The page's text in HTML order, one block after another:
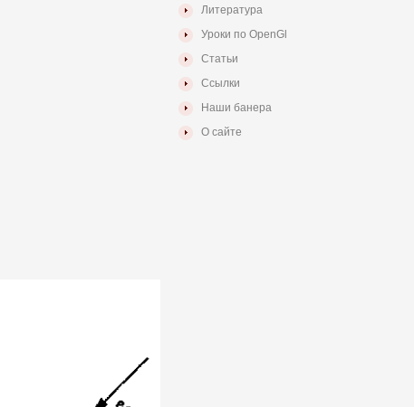
Литература
Уроки по OpenGl
Статьи
Ссылки
Наши банера
О сайте